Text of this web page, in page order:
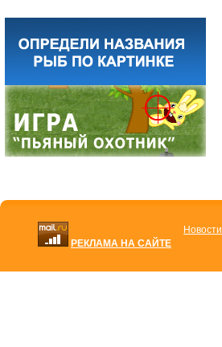
РЕКЛАМА НА САЙТЕ
Новости